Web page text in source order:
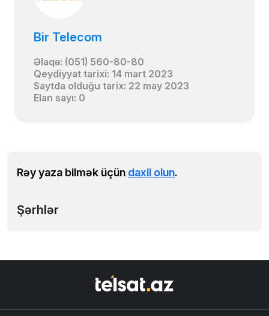
Bir Telecom
Əlaqə: (051) 560-80-80
Qeydiyyat tarixi: 14 mart 2023
Saytda olduğu tarix: 22 may 2023
Elan sayı: 0
Rəy yaza bilmək üçün daxil olun.
Şərhlər